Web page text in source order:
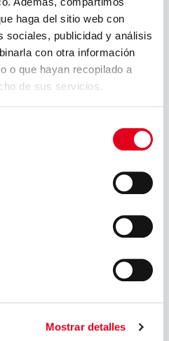
haga del sitio web con
sociales, publicidad y análisis
con otra información
o que hayan recopilado a
de sus servicios.
Mostrar detalles
2023
2022
2022
2022